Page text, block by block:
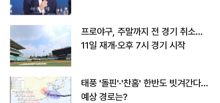
프로야구, 주말까지 전 경기 취소…
11일 재개·오후 7시 경기 시작
태풍 '돌핀'·'찬홈' 한반도 빗겨간다…
예상 경로는?